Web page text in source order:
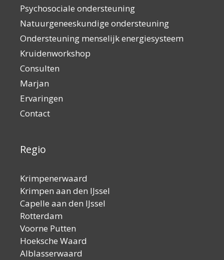
Psychosociale ondersteuning
Natuurgeneeskundige ondersteuning
Ondersteuning menselijk energiesysteem
Kruidenworkshop
Consulten
Marjan
Ervaringen
Contact
Regio
Krimpenerwaard
Krimpen aan den IJssel
Capelle aan den IJssel
Rotterdam
Voorne Putten
Hoeksche Waard
Alblasserwaard